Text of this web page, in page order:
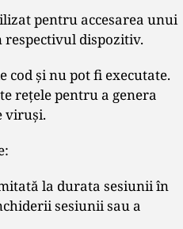
pentru accesarea unui
respectivul dispozitiv.
cod şi nu pot fi executate.
reţele pentru a genera
viruşi.
la durata sesiunii în
sesiunii sau a